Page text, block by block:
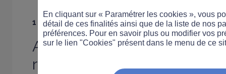
1 000 nouveaux radars d'ici 2012
Au total, ce sont plus de 1
radars qui vont être
En cliquant sur « Paramétrer les cookies », vous
détail de ces finalités ainsi que de la liste de nos
préférences. Pour en savoir plus ou modifier vos
sur le lien "Cookies" présent dans le menu de ce